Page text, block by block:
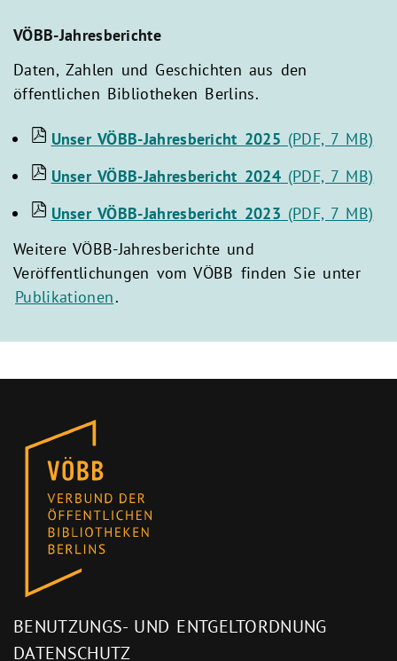
VÖBB-Jahresberichte
Daten, Zahlen und Geschichten aus den
öffentlichen Bibliotheken Berlins.
Unser VÖBB-Jahresbericht 2025 (PDF, 7 MB)
Unser VÖBB-Jahresbericht 2024(PDF, 7 MB)
Unser VÖBB-Jahresbericht 2023 (PDF, 7 MB)
Weitere VÖBB-Jahresberichte und
Veröffentlichungen vom VÖBB finden Sie unter
Publikationen.
BENUTZUNGS- UND ENTGELTORDNUNG
DATENSCHUTZ